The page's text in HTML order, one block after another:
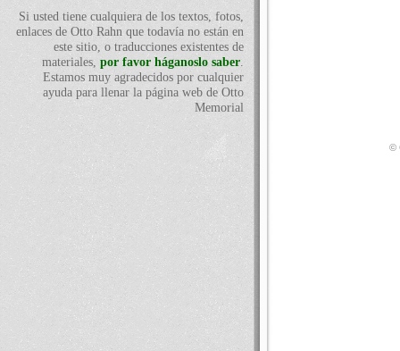
Si usted tiene cualquiera de los textos, fotos,
enlaces de Otto Rahn que todavía no están en
este sitio, o traducciones existentes de
materiales, por favor háganoslo saber.
Estamos muy agradecidos por cualquier
ayuda para llenar la página web de Otto
Memorial
©